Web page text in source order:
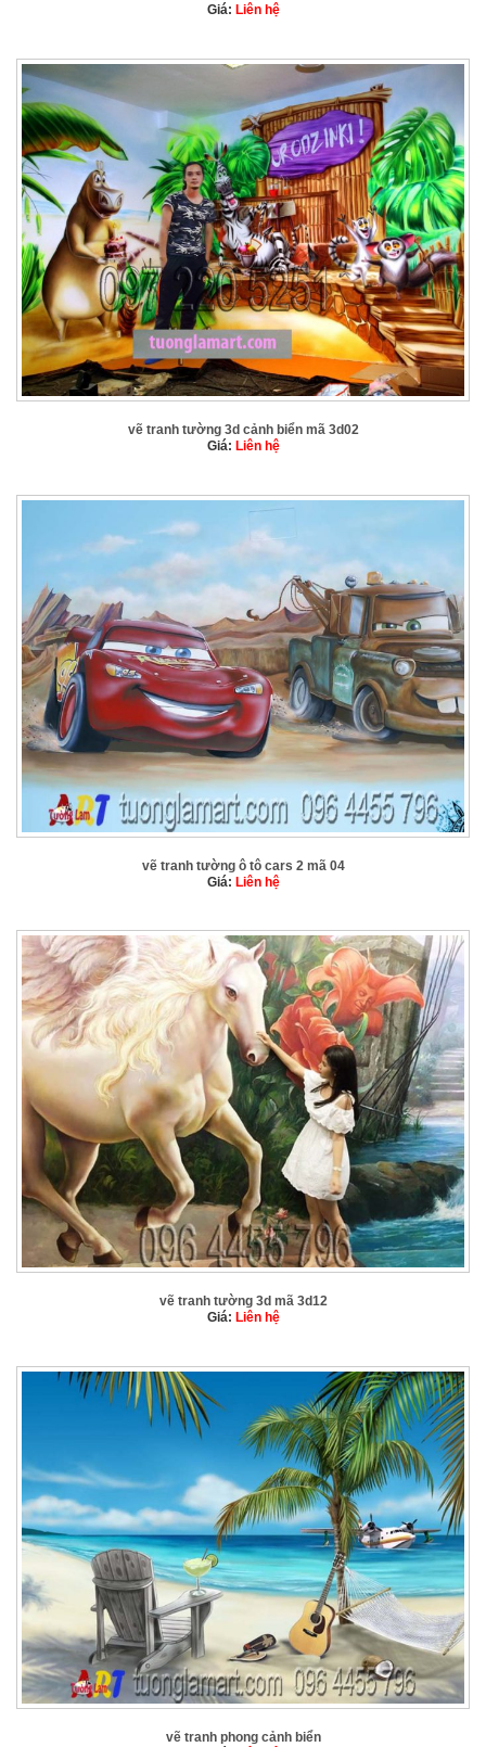
Giá: Liên hệ
vẽ tranh tường 3d cảnh biển mã 3d02
Giá: Liên hệ
vẽ tranh tường ô tô cars 2 mã 04
Giá: Liên hệ
vẽ tranh tường 3d mã 3d12
Giá: Liên hệ
vẽ tranh phong cảnh biển